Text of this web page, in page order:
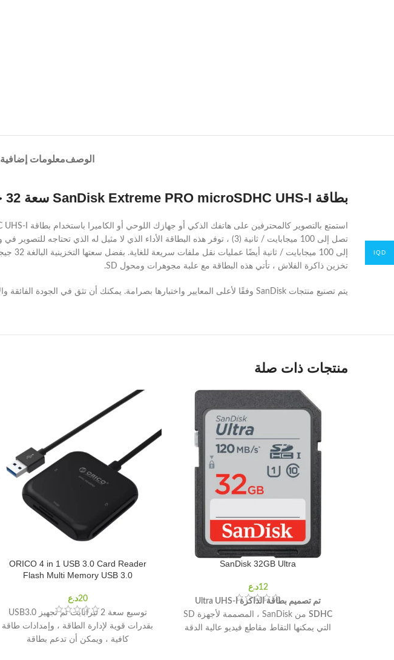
الوصفمعلومات إضافية
بطاقة SanDisk Extreme PRO microSDHC UHS-I سعة 32 جيجا بايت
تخزين ذاكرة الفلاش ، تأتي هذه البطاقة مع علبة مجوهرات ومحول SD.
يتم تصنيع منتجات SanDisk وفقًا لأعلى المعايير واختبارها بصرامة. يمكنك أن تثق في الجودة الفائقة والأداء والموثوقية لكل منتج من منتجات SanDisk.
منتجات ذات صلة
SanDisk 32GB Ultra
تم تصميم بطاقة الذاكرة Ultra UHS-I
SDHC
من SanDisk ، المصممة لأجهزة SD
التي يمكنها التقاط مقاطع فيديو عالية الدقة
ORICO 4 in 1 USB 3.0 Card Reader
Flash Multi Memory USB 3.0
توسيع سعة 2 تيرابايت تم تجهيز USB3.0
بقدرات قوية لإدارة الطاقة ، وإمدادات طاقة
كافية ، ويمكن أن تدعم بطاقة
IQD